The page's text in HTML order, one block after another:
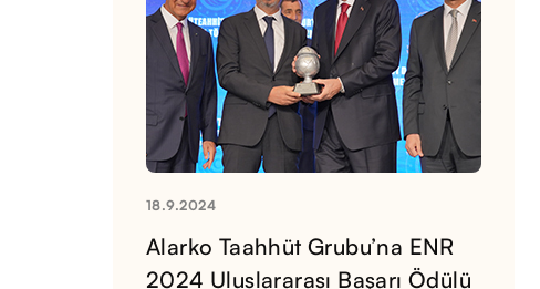
18.9.2024
Alarko Taahhüt Grubu’na ENR
2024 Uluslararası Başarı Ödülü